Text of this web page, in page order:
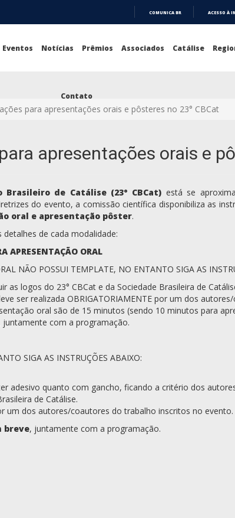
COMUNICA BR ACESSO À
Eventos Notícias Prêmios Associados Catálise
Contato
para apresentações orais e pôsteres no 23° CBCat
apresentações orais e
Brasileiro de Catálise (23° CBCat) está se
do evento, a comissão científica disponibiliza as
oral e apresentação pôster.
de cada modalidade:
APRESENTAÇÃO ORAL
NÃO POSSUI TEMPLATE, NO ENTANTO SIGA AS
as logos do 23° CBCat e da Sociedade Brasileira de
ser realizada OBRIGATORIAMENTE por um dos
oral são de 15 minutos (sendo 10 minutos para
juntamente com a programação.
SIGA AS INSTRUÇÕES ABAIXO:
adesivo quanto com gancho, ficando a critério dos
de Catálise.
um dos autores/coautores do trabalho inscritos no evento.
breve, juntamente com a programação.